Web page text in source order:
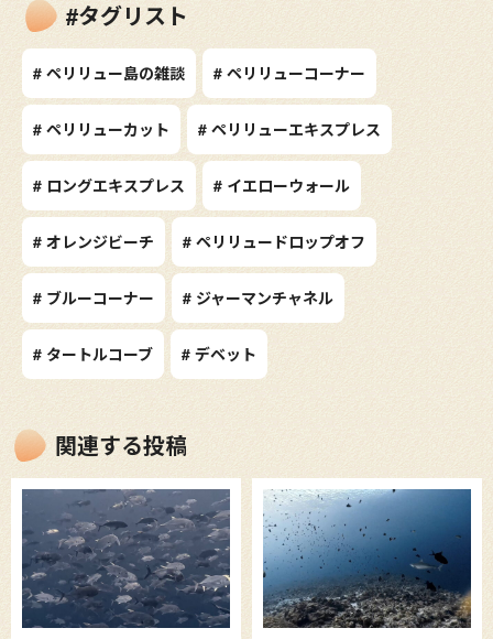
#タグリスト
# ペリリュー島の雑談 # ペリリューコーナー
# ペリリューカット # ペリリューエキスプレス
# ロングエキスプレス # イエローウォール
# オレンジビーチ # ペリリュードロップオフ
# ブルーコーナー # ジャーマンチャネル
# タートルコーブ # デベット
関連する投稿